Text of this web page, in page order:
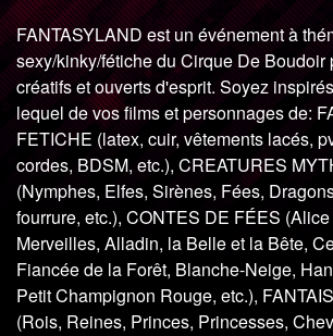
FANTASYLAND est un événement à
sexy/kinky/fétiche du Cirque De Boudoir
créatifs et ouverts d'esprit. Soyez
lequel de vos films et personnages de:
FETICHE (latex, cuir, vêtements lacés,
cordes, BDSM, etc.), CREATURES
(Nymphes, Elfes, Sirènes, Fées,
fourrure, etc.), CONTES DE FÉES
Merveilles, Alladin, la Belle et la Bête,
Fiancée de la Forêt, Blanche-Neige,
Petit Champignon Rouge, etc.),
(Rois, Reines, Princes, Princesses,